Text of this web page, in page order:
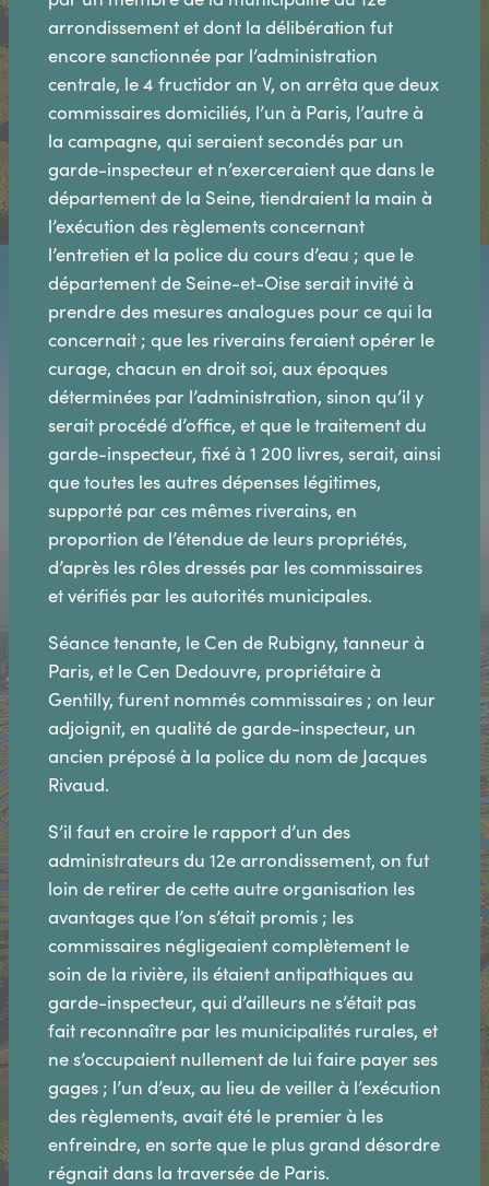
arrondissement et dont la délibération fut
encore sanctionnée par l’administration
centrale, le 4 fructidor an V, on arrêta que deux
commissaires domiciliés, l’un à Paris, l’autre à
la campagne, qui seraient secondés par un
garde-inspecteur et n’exerceraient que dans le
département de la Seine, tiendraient la main à
l’exécution des règlements concernant
l’entretien et la police du cours d’eau ; que le
département de Seine-et-Oise serait invité à
prendre des mesures analogues pour ce qui la
concernait ; que les riverains feraient opérer le
curage, chacun en droit soi, aux époques
déterminées par l’administration, sinon qu’il y
serait procédé d’office, et que le traitement du
garde-inspecteur, fixé à 1 200 livres, serait, ainsi
que toutes les autres dépenses légitimes,
supporté par ces mêmes riverains, en
proportion de l’étendue de leurs propriétés,
d’après les rôles dressés par les commissaires
et vérifiés par les autorités municipales.
Séance tenante, le Cen de Rubigny, tanneur à
Paris, et le Cen Dedouvre, propriétaire à
Gentilly, furent nommés commissaires ; on leur
adjoignit, en qualité de garde-inspecteur, un
ancien préposé à la police du nom de Jacques
Rivaud.
S’il faut en croire le rapport d’un des
administrateurs du 12e arrondissement, on fut
loin de retirer de cette autre organisation les
avantages que l’on s’était promis ; les
commissaires négligeaient complètement le
soin de la rivière, ils étaient antipathiques au
garde-inspecteur, qui d’ailleurs ne s’était pas
fait reconnaître par les municipalités rurales, et
ne s’occupaient nullement de lui faire payer ses
gages ; l’un d’eux, au lieu de veiller à l’exécution
des règlements, avait été le premier à les
enfreindre, en sorte que le plus grand désordre
régnait dans la traversée de Paris.